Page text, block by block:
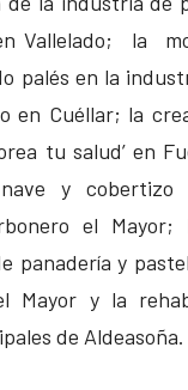
Vallelado; la
palés en la
en Cuéllar; la
tu salud’ en
y cobertizo
el Mayor;
panadería y
Mayor y la
de Aldeasoña.